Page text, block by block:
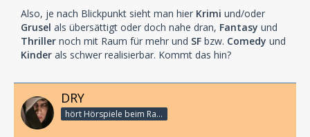
Also, je nach Blickpunkt sieht man hier Krimi und/oder
Grusel als übersättigt oder doch nahe dran, Fantasy und
Thriller noch mit Raum für mehr und SF bzw. Comedy und
Kinder als schwer realisierbar. Kommt das hin?
DRY
hört Hörspiele beim Rasenmähen